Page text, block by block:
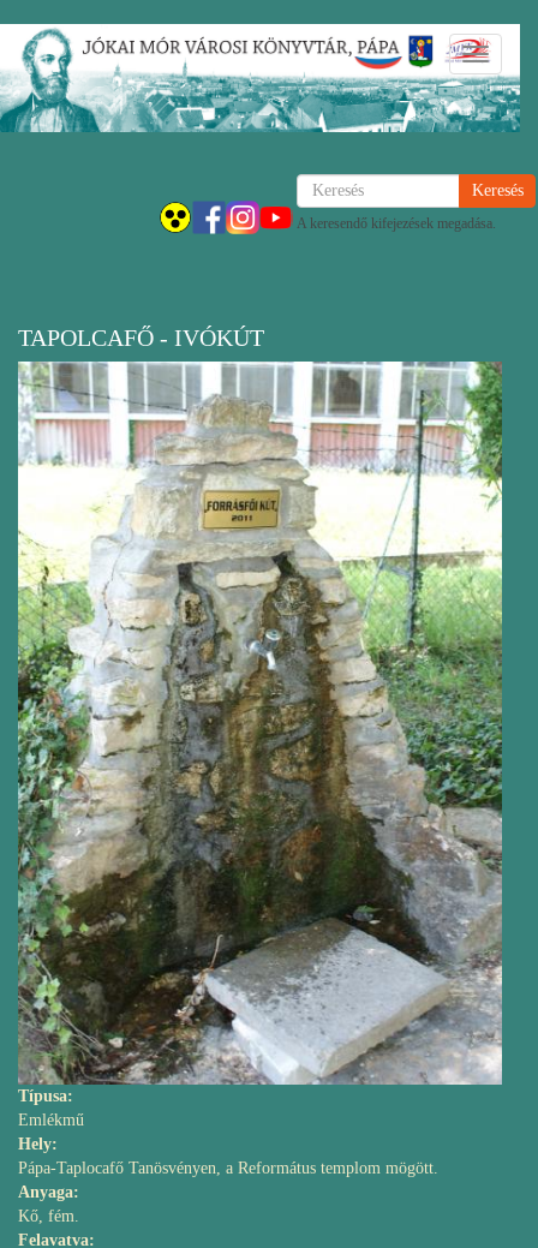
Ugrás
tartalomra
Keresés
A keresendő kifejezések megadása.
TAPOLCAFŐ - IVÓKÚT
Típusa:
Emlékmű
Hely:
Pápa-Taplocafő Tanösvényen, a Református templom mögött.
Anyaga:
Kő, fém.
Felavatva: